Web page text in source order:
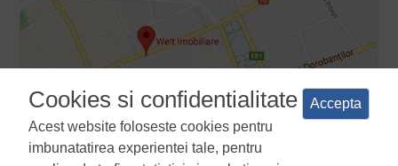
Cookies si confidentialitate
Acest website foloseste cookies pentru
imbunatatirea experientei tale, pentru
Accepta